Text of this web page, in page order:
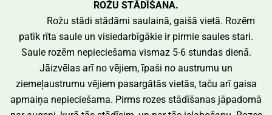
ROŽU STĀDĪŠANA.
Rožu stādi stādāmi saulainā, gaišā vietā. Rozēm
patīk rīta saule un visiedarbīgākie ir pirmie saules stari.
Saule rozēm nepieciešama vismaz 5-6 stundas dienā.
Jāizvēlas arī no vējiem, īpaši no austrumu un
ziemeļaustrumu vējiem pasargātās vietās, taču arī gaisa
apmaiņa nepieciešama. Pirms rozes stādīšanas jāpadomā